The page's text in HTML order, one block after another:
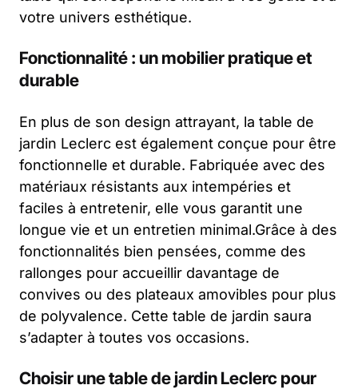
votre univers esthétique.
Fonctionnalité : un mobilier pratique et
durable
En plus de son design attrayant, la table de
jardin Leclerc est également conçue pour être
fonctionnelle et durable. Fabriquée avec des
matériaux résistants aux intempéries et
faciles à entretenir, elle vous garantit une
longue vie et un entretien minimal.Grâce à des
fonctionnalités bien pensées, comme des
rallonges pour accueillir davantage de
convives ou des plateaux amovibles pour plus
de polyvalence. Cette table de jardin saura
s’adapter à toutes vos occasions.
Choisir une table de jardin Leclerc pour